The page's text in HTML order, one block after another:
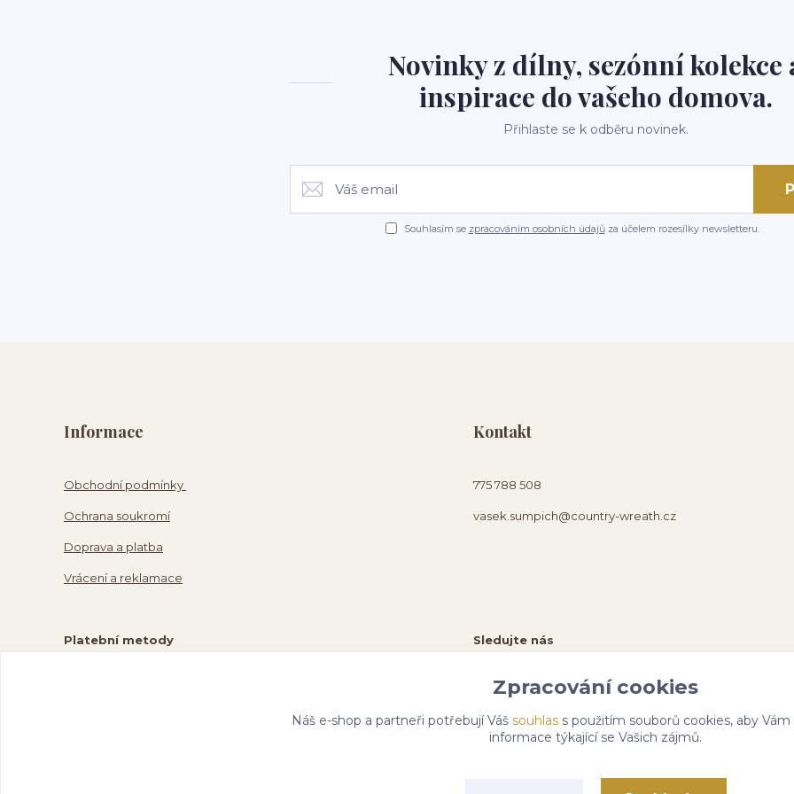
Novinky z dílny, sezónní kolekce
inspirace do vašeho domova.
Přihlaste se k odběru novinek.
Souhlasím se zpracováním osobních údajůza účelem rozesílky newsletteru.
Informace
Obchodní podmínky
Ochrana soukromí
Doprava a platba
Vrácení a reklamace
Platební metody
Kontakt
775 788 508
vasek.sumpich@country-wreath.cz
Sledujte nás
Zpracování cookies
Náš e-shop a partneři potřebují Váš souhlass použitím souborů cookies, aby
informace týkající se Vašich zájmů.